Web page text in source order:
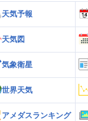
天気予報
天気図
気象衛星
世界天気
アメダスランキング